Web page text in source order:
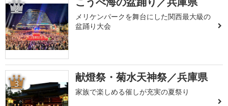
2
メリケンパークを舞台にした関西最大級の
盆踊り大会
3 献燈祭・菊水天神祭／兵庫県
家族で楽しめる催しが充実の夏祭り